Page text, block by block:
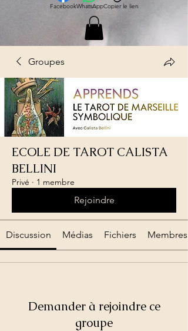
FacebookWhatsAppCopier le lien
Groupes
ECOLE DE TAROT CALISTA
BELLINI
Privé · 1 membre
Rejoindre
Discussion Médias Fichiers Membres
Demander à rejoindre ce
groupe